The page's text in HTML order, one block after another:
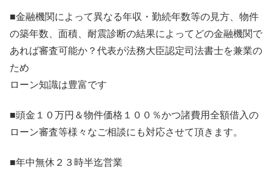
■金融機関によって異なる年収・勤続年数等の見方、物件
の築年数、面積、耐震診断の結果によってどの金融機関で
あれば審査可能か？代表が法務大臣認定司法書士を兼業の
ため
ローン知識は豊富です
■頭金１０万円＆物件価格１００％かつ諸費用全額借入の
ローン審査等様々なご相談にも対応させて頂きます。
■年中無休２３時半迄営業